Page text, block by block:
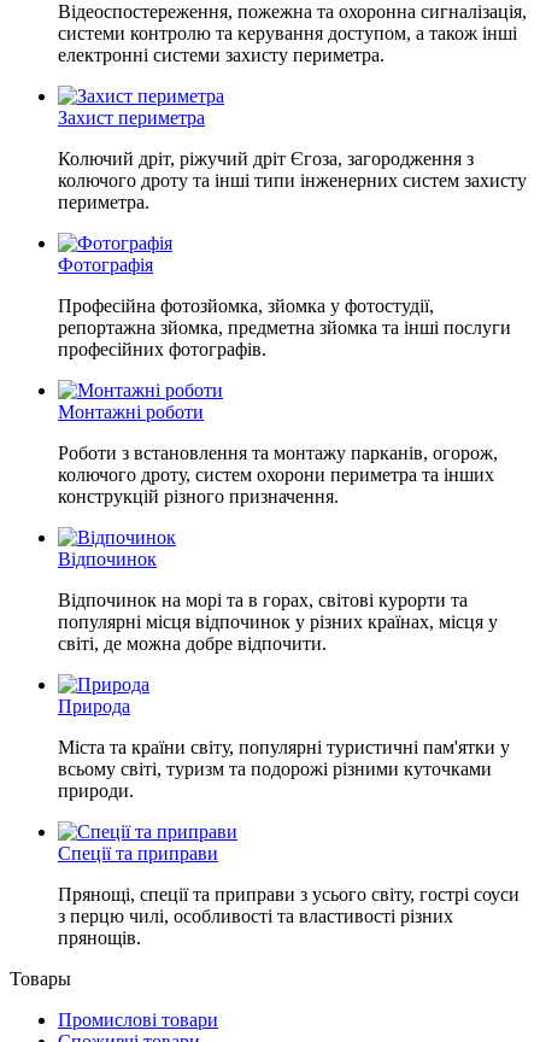
Відеоспостереження, пожежна та охоронна сигналізація,
системи контролю та керування доступом, а також інші
електронні системи захисту периметра.
Захист периметра
Колючий дріт, ріжучий дріт Єгоза, загородження з
колючого дроту та інші типи інженерних систем захисту
периметра.
Фотографія
Професійна фотозйомка, зйомка у фотостудії,
репортажна зйомка, предметна зйомка та інші послуги
професійних фотографів.
Монтажні роботи
Роботи з встановлення та монтажу парканів, огорож,
колючого дроту, систем охорони периметра та інших
конструкцій різного призначення.
Відпочинок
Відпочинок на морі та в горах, світові курорти та
популярні місця відпочинок у різних країнах, місця у
світі, де можна добре відпочити.
Природа
Міста та країни світу, популярні туристичні пам'ятки у
всьому світі, туризм та подорожі різними куточками
природи.
Спеції та приправи
Прянощі, спеції та приправи з усього світу, гострі соуси
з перцю чилі, особливості та властивості різних
прянощів.
Товары
Промислові товари